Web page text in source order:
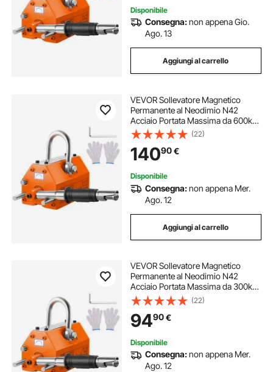
Disponibile
Consegna:non appena Gio.
Ago. 13
Aggiungi al carrello
VEVOR Sollevatore Magnetico
Permanente al Neodimio N42
Acciaio Portata Massima da 600kg
Dimensioni Base 210x118x118 mm,
Sollevatore a Magneti Permanenti
Fattore di Sicurezza 2,5 Forza
Trazione 1500kg
(22)
14090€
Disponibile
Consegna:non appena Mer.
Ago. 12
Aggiungi al carrello
VEVOR Sollevatore Magnetico
Permanente al Neodimio N42
Acciaio Portata Massima da 300kg
Dimensioni Base 156x91x98 mm,
Sollevatore a Magneti Permanenti
Fattore di Sicurezza 2,5 Forza di
Trazione 750 kg
(22)
9490€
Disponibile
Consegna:non appena Mer.
Ago. 12